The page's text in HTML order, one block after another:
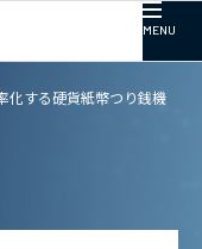
MENU
化する硬貨紙幣つり銭機